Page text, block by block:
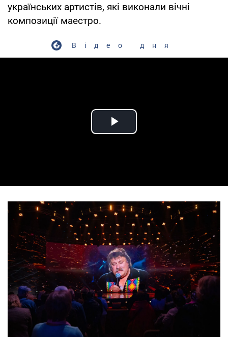
українських артистів, які виконали вічні
композиції маестро.
Відео дня
Play Video